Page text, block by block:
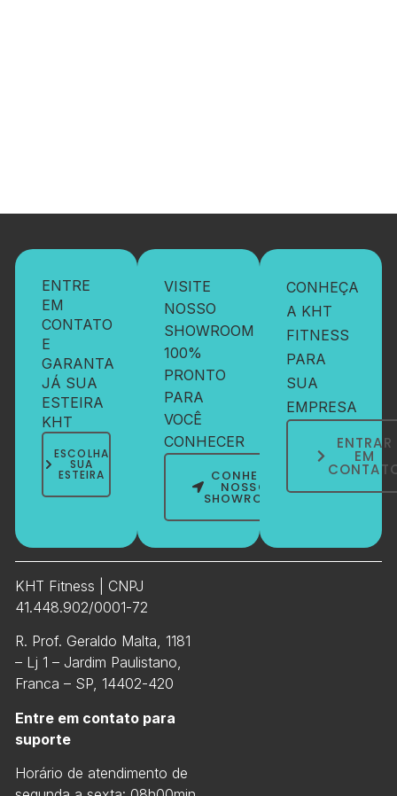
ENTRE
EM
CONTATO
E
GARANTA
JÁ SUA
ESTEIRA
KHT
ESCOLHA
SUA
ESTEIRA
VISITE
NOSSO
SHOWROOM
100%
PRONTO
PARA
VOCÊ
CONHECER
CONHEÇA
NOSSO
SHOWROOM
CONHEÇA
A KHT
FITNESS
PARA
SUA
EMPRESA
ENTRAR
EM
KHT Fitness | CNPJ
41.448.902/0001-72
R. Prof. Geraldo Malta, 1181
– Lj 1 – Jardim Paulistano,
Franca – SP, 14402-420
Entre em contato para
suporte
Horário de atendimento de